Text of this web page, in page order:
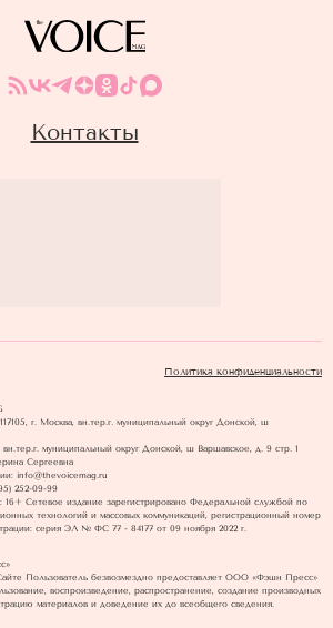
Контакты
Политика конфиденциальности
г. Москва, вн.тер.г. муниципальный округ Донской, ш
вн.тер.г. муниципальный округ Донской, ш Варшавское, д. 9 стр. 1
Сергеевна
info@thevoicemag.ru
252-09-99
Cетевое издание зарегистрировано Федеральной службой по
технологий и массовых коммуникаций, регистрационный номер
серия ЭЛ № ФС 77 - 84177 от 09 ноября 2022 г.
Пользователь безвозмездно предоставляет ООО «Фэшн Пресс»
воспроизведение, распространение, создание производных
материалов и доведение их до всеобщего сведения.